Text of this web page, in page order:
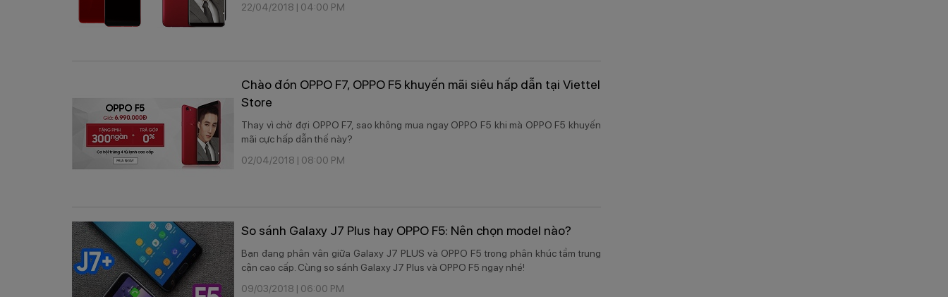
22/04/2018 | 04:00 PM
Chào đón OPPO F7, OPPO F5 khuyến mãi siêu hấp dẫn tại Viettel
Store
Thay vì chờ đợi OPPO F7, sao không mua ngay OPPO F5 khi mà OPPO F5 khuyến
mãi cực hấp dẫn thế này?
02/04/2018 | 08:00 PM
So sánh Galaxy J7 Plus hay OPPO F5: Nên chọn model nào?
​Bạn đang phân vân giữa Galaxy J7 PLUS và OPPO F5 trong phân khúc tầm trung
cận cao cấp. Cùng so sánh Galaxy J7 Plus và OPPO F5 ngay nhé!​
09/03/2018 | 06:00 PM